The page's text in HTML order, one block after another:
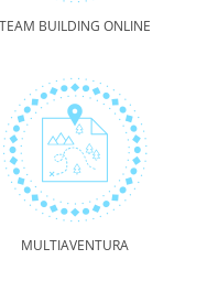
TEAM BUILDING ONLINE
MULTIAVENTURA